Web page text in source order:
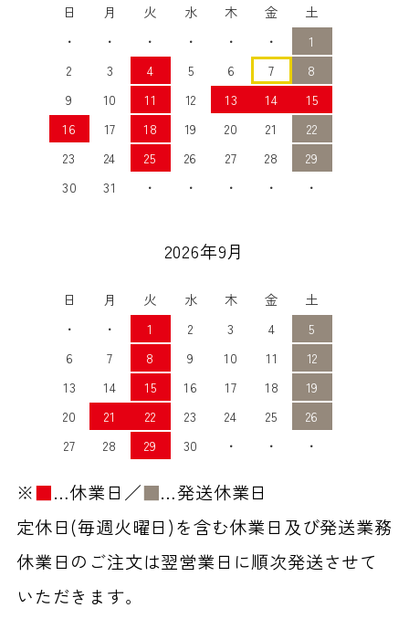
日 月 火 水 木 金
土
・
・ ・ ・ ・ ・
1
2
3 4 5 6 7
8
9
10 11 12 13 14
15
16
17 18 19 20 21
22
23
24 25 26 27 28
29
30
31 ・ ・ ・ ・ ・
2026年9月
日 月 火 水 木 金
土
・
・ 1 2 3 4
5
6
7 8 9 10 11
12
13
14 15 16 17 18
19
20
21 22 23 24 25
26
27
28 29 30 ・ ・ ・
※■…休業日／■…発送休業日
定休日(毎週火曜日)を含む休業日及び発送業務
休業日のご注文は翌営業日に順次発送させて
いただきます。